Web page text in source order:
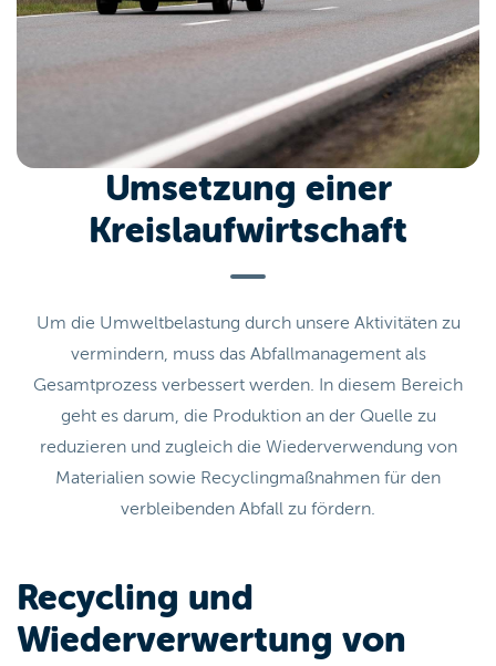
Umsetzung einer
Kreislaufwirtschaft
Um die Umweltbelastung durch unsere Aktivitäten zu
vermindern, muss das Abfallmanagement als
Gesamtprozess verbessert werden. In diesem Bereich
geht es darum, die Produktion an der Quelle zu
reduzieren und zugleich die Wiederverwendung von
Materialien sowie Recyclingmaßnahmen für den
verbleibenden Abfall zu fördern.
Recycling und
Wiederverwertung von